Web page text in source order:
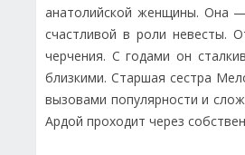
анатолийской женщины. Она
счастливой в роли невесты.
черчения. С годами он
близкими. Старшая сестра
вызовами популярности и
Ардой проходит через